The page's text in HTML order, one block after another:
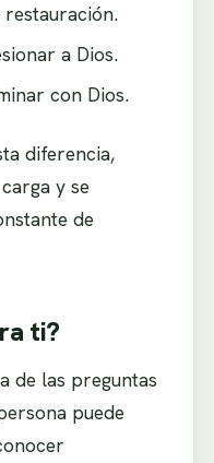
a Dios.
con Dios.
diferencia,
y se
de
ti?
de las preguntas
puede